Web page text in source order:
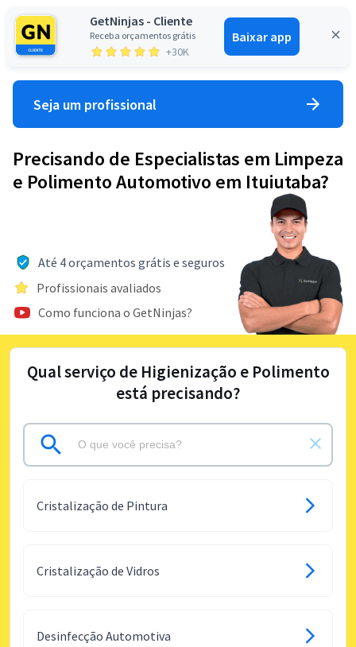
GetNinjas - Cliente
Receba orçamentos grátis
+30K
Baixar app
Entrar
Seja um profissional
Precisando de Especialistas em Limpeza
e Polimento Automotivo em Ituiutaba?
Até 4 orçamentos grátis e seguros
Profissionais avaliados
Como funciona o GetNinjas?
Qual serviço de Higienização e Polimento
está precisando?
Cristalização de Pintura
Cristalização de Vidros
Desinfecção Automotiva